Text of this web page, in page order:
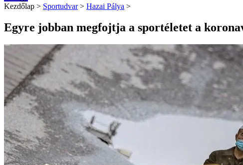
Kezdőlap > Sportudvar > Hazai Pálya >
Egyre jobban megfojtja a sportéletet a